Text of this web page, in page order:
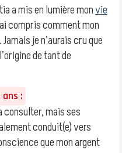
a mis en lumière monvie
compris comment mon
je n’aurais cru que
de tant de
:
consulter, mais ses
conduit(e) vers
que mon argent